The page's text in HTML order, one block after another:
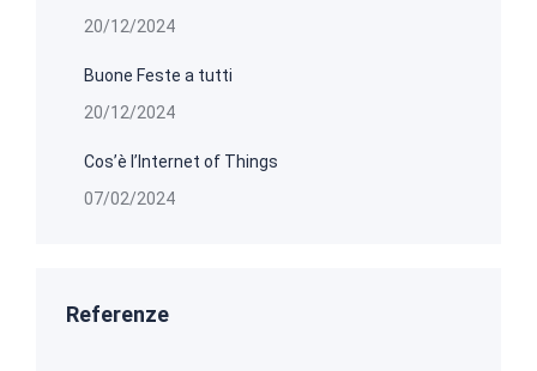
20/12/2024
Buone Feste a tutti
20/12/2024
Cos’è l’Internet of Things
07/02/2024
Referenze